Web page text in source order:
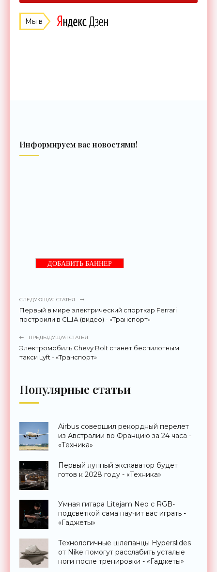
Мы в
Информируем вас новостями!
ДОБАВИТЬ БАННЕР
СЛЕДУЮЩАЯ СТАТЬЯ
Первый в мире электрический спорткар Ferrari
построили в США (видео) - «Транспорт»
ПРЕДЫДУЩАЯ СТАТЬЯ
Электромобиль Chevy Bolt станет беспилотным
такси Lyft - «Транспорт»
Популярные статьи
Airbus совершил рекордный перелет
из Австралии во Францию за 24 часа -
«Техника»
Первый лунный экскаватор будет
готов к 2028 году - «Техника»
Умная гитара Litejam Neo с RGB-
подсветкой сама научит вас играть -
«Гаджеты»
Технологичные шлепанцы Hyperslides
от Nike помогут расслабить усталые
ноги после тренировки - «Гаджеты»